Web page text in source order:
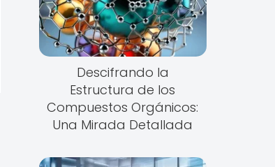
Descifrando la
Estructura de los
Compuestos Orgánicos:
Una Mirada Detallada